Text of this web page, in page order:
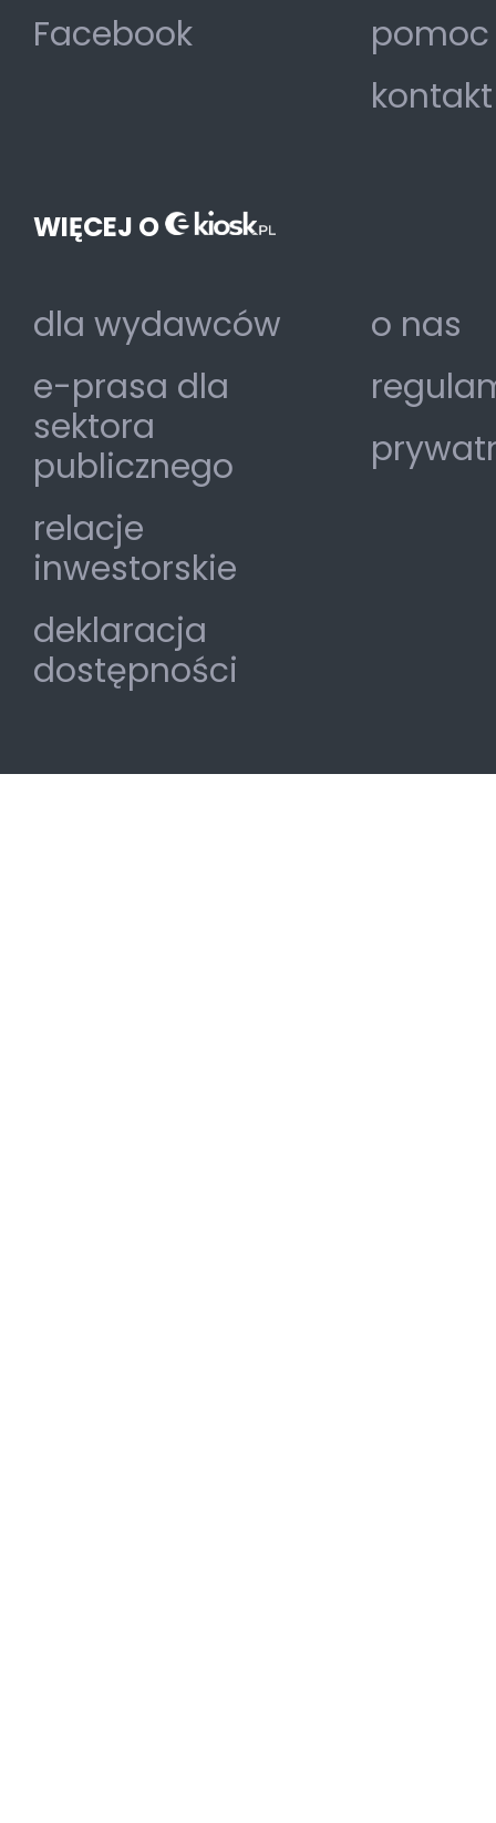
Facebook
pomoc
kontakt
WIĘCEJ O
dla wydawców
e-prasa dla
sektora
publicznego
relacje
inwestorskie
deklaracja
dostępności
o nas